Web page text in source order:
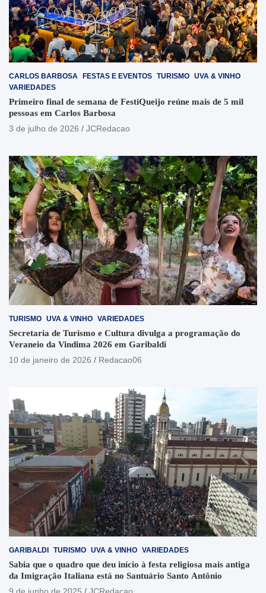
CARLOS BARBOSA FESTAS E EVENTOS TURISMO UVA & VINHO
VARIEDADES
Primeiro final de semana de FestiQueijo reúne mais de 5 mil
pessoas em Carlos Barbosa
3 de julho de 2026
JCRedacao
TURISMO UVA & VINHO VARIEDADES
Secretaria de Turismo e Cultura divulga a programação do
Veraneio da Vindima 2026 em Garibaldi
10 de janeiro de 2026
Redacao06
GARIBALDI TURISMO UVA & VINHO VARIEDADES
Sabia que o quadro que deu início à festa religiosa mais antiga
da Imigração Italiana está no Santuário Santo Antônio